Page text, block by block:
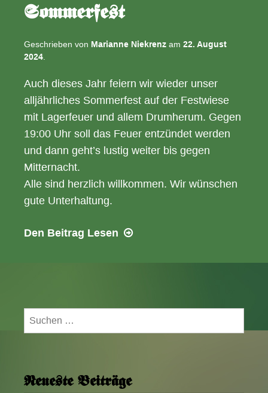
Sommerfest
Geschrieben von Marianne Niekrenz am 22. August
2024.
Auch dieses Jahr feiern wir wieder unser
alljährliches Sommerfest auf der Festwiese
mit Lagerfeuer und allem Drumherum. Gegen
19:00 Uhr soll das Feuer entzündet werden
und dann geht’s lustig weiter bis gegen
Mitternacht.
Alle sind herzlich willkommen. Wir wünschen
gute Unterhaltung.
Den Beitrag Lesen
Sommerfest
Suchen
Neueste Beiträge